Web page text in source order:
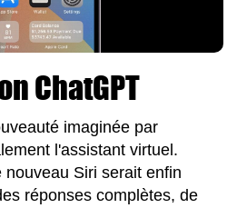
ChatGPT
imaginée par
l'assistant virtuel.
nouveau Siri serait enfin
réponses complètes, de